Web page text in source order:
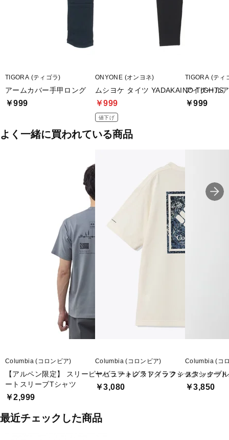
TIGORA (ティゴラ)
アームカバー手甲ロング
￥999
ONYONE (オンヨネ)
ムシヨケ タイツ YADAKAINO TIGHTS
￥999
値下げ
TIGORA (ティ
アイクール
￥999
よく一緒に買われている商品
Columbia (コロンビア)
【アルペン限定】 スリーピービュートグラフィックショ
ートスリーブTシャツ
￥2,999
Columbia (コロンビア)
ヤハラフォレストグラフィックショー
￥3,080
Columbia (コ
スタックブ
￥3,850
最近チェックした商品